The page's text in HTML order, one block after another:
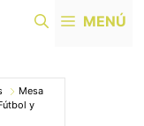
MENÚ
Mesa
y